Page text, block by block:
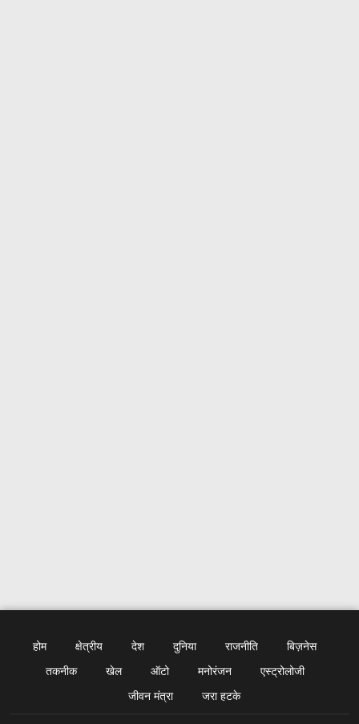
होम क्षेत्रीय देश दुनिया राजनीति
बिज़नेस
तकनीक
खेल ऑटो मनोरंजन
एस्ट्रोलोजी
जीवन मंत्रा
जरा हटके